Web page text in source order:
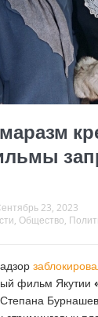
23, 2023
Общество
фильм Якутии